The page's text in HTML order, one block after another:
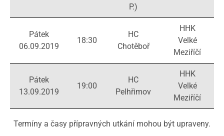
P.)
Pátek
06.09.2019
18:30
HC
Chotěboř
HHK
Velké
Meziříčí
Pátek
13.09.2019
19:00
HC
Pelhřimov
HHK
Velké
Meziříčí
Termíny a časy přípravných utkání mohou být upraveny.